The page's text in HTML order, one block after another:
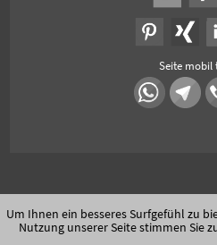
Seite mobil
Um Ihnen ein besseres Surfgefühl zu
Nutzung unserer Seite stimmen Sie